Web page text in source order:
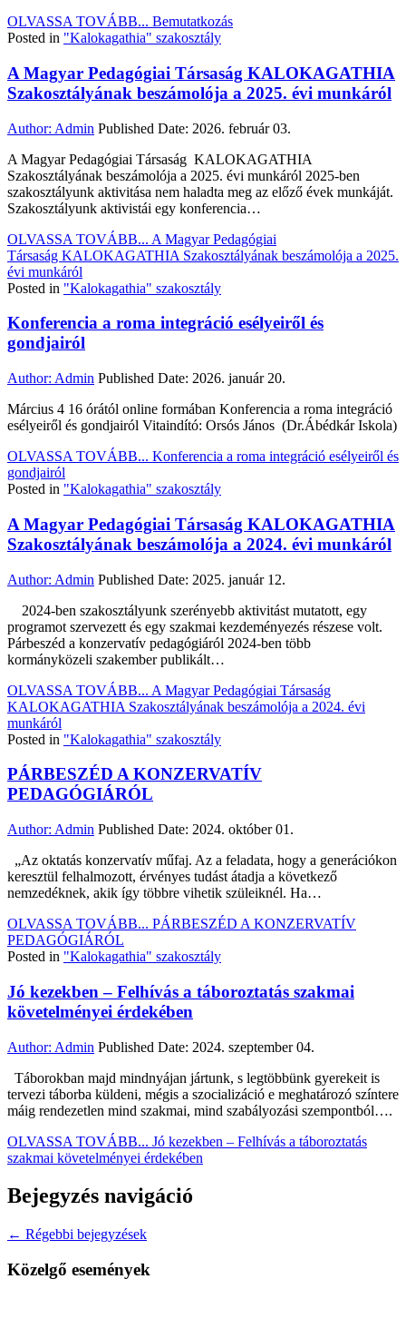
OLVASSA TOVÁBB... Bemutatkozás
Posted in "Kalokagathia" szakosztály
A Magyar Pedagógiai Társaság KALOKAGATHIA
Szakosztályának beszámolója a 2025. évi munkáról
Author: Admin Published Date: 2026. február 03.
A Magyar Pedagógiai Társaság KALOKAGATHIA
Szakosztályának beszámolója a 2025. évi munkáról 2025-ben
szakosztályunk aktivitása nem haladta meg az előző évek munkáját.
Szakosztályunk aktivistái egy konferencia…
OLVASSA TOVÁBB... A Magyar Pedagógiai
Társaság KALOKAGATHIA Szakosztályának beszámolója a 2025.
évi munkáról
Posted in "Kalokagathia" szakosztály
Konferencia a roma integráció esélyeiről és
gondjairól
Author: Admin Published Date: 2026. január 20.
Március 4 16 órától online formában Konferencia a roma integráció
esélyeiről és gondjairól Vitaindító: Orsós János (Dr.Ábédkár Iskola)
OLVASSA TOVÁBB... Konferencia a roma integráció esélyeiről és
gondjairól
Posted in "Kalokagathia" szakosztály
A Magyar Pedagógiai Társaság KALOKAGATHIA
Szakosztályának beszámolója a 2024. évi munkáról
Author: Admin Published Date: 2025. január 12.
2024-ben szakosztályunk szerényebb aktivitást mutatott, egy
programot szervezett és egy szakmai kezdeményezés részese volt.
Párbeszéd a konzervatív pedagógiáról 2024-ben több
kormányközeli szakember publikált…
OLVASSA TOVÁBB... A Magyar Pedagógiai Társaság
KALOKAGATHIA Szakosztályának beszámolója a 2024. évi
munkáról
Posted in "Kalokagathia" szakosztály
PÁRBESZÉD A KONZERVATÍV
PEDAGÓGIÁRÓL
Author: Admin Published Date: 2024. október 01.
„Az oktatás konzervatív műfaj. Az a feladata, hogy a generációkon
keresztül felhalmozott, érvényes tudást átadja a következő
nemzedéknek, akik így többre vihetik szüleiknél. Ha…
OLVASSA TOVÁBB... PÁRBESZÉD A KONZERVATÍV
PEDAGÓGIÁRÓL
Posted in "Kalokagathia" szakosztály
Jó kezekben – Felhívás a táboroztatás szakmai
követelményei érdekében
Author: Admin Published Date: 2024. szeptember 04.
Táborokban majd mindnyájan jártunk, s legtöbbünk gyerekeit is
tervezi táborba küldeni, mégis a szocializáció e meghatározó színtere
máig rendezetlen mind szakmai, mind szabályozási szempontból….
OLVASSA TOVÁBB... Jó kezekben – Felhívás a táboroztatás
szakmai követelményei érdekében
Bejegyzés navigáció
← Régebbi bejegyzések
Közelgő események